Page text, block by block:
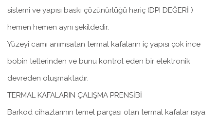
sistemi ve yapısı baskı çözünürlüğü hariç (DPI DEĞERİ )
hemen hemen aynı şekildedir.
Yüzeyi camı anımsatan termal kafaların iç yapısı çok ince
bobin tellerinden ve bunu kontrol eden bir elektronik
devreden oluşmaktadır.
TERMAL KAFALARIN ÇALIŞMA PRENSİBİ
Barkod cihazlarının temel parçası olan termal kafalar ısıya